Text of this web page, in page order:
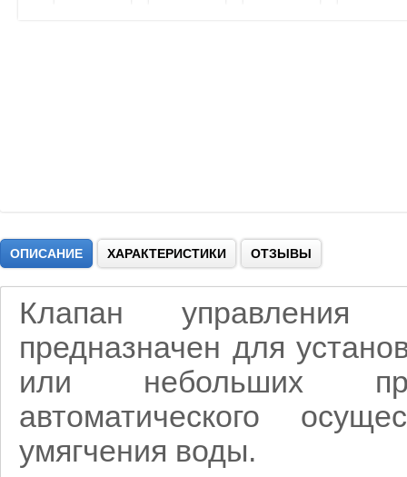
ОПИСАНИЕ ХАРАКТЕРИСТИКИ ОТЗЫВЫ
Клапан управления
предназначен для
или небольших
автоматического
умягчения воды.